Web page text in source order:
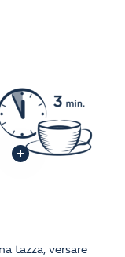
tazza, versare